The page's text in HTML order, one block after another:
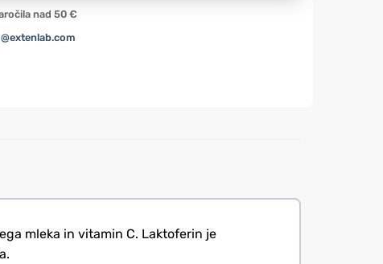
nad 50 €
mleka in vitamin C. Laktoferin je